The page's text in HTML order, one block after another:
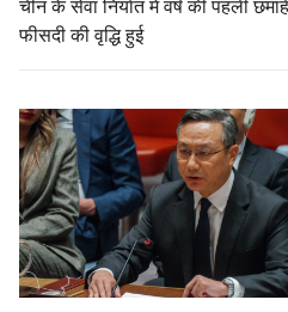
चीन के सेवा निर्यात में वर्ष की पहली
फीसदी की वृद्धि हुई